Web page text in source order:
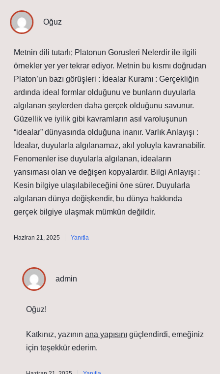
Oğuz
Metnin dili tutarlı; Platonun Gorusleri Nelerdir ile ilgili
örnekler yer yer tekrar ediyor. Metnin bu kısmı doğrudan
Platon’un bazı görüşleri : İdealar Kuramı : Gerçekliğin
ardında ideal formlar olduğunu ve bunların duyularla
algılanan şeylerden daha gerçek olduğunu savunur.
Güzellik ve iyilik gibi kavramların asıl varoluşunun
“idealar” dünyasında olduğuna inanır. Varlık Anlayışı :
İdealar, duyularla algılanamaz, akıl yoluyla kavranabilir.
Fenomenler ise duyularla algılanan, ideaların
yansıması olan ve değişen kopyalardır. Bilgi Anlayışı :
Kesin bilgiye ulaşılabileceğini öne sürer. Duyularla
algılanan dünya değişkendir, bu dünya hakkında
gerçek bilgiye ulaşmak mümkün değildir.
Haziran 21, 2025 Yanıtla
admin
Oğuz!
Katkınız, yazının ana yapısını güçlendirdi, emeğiniz
için teşekkür ederim.